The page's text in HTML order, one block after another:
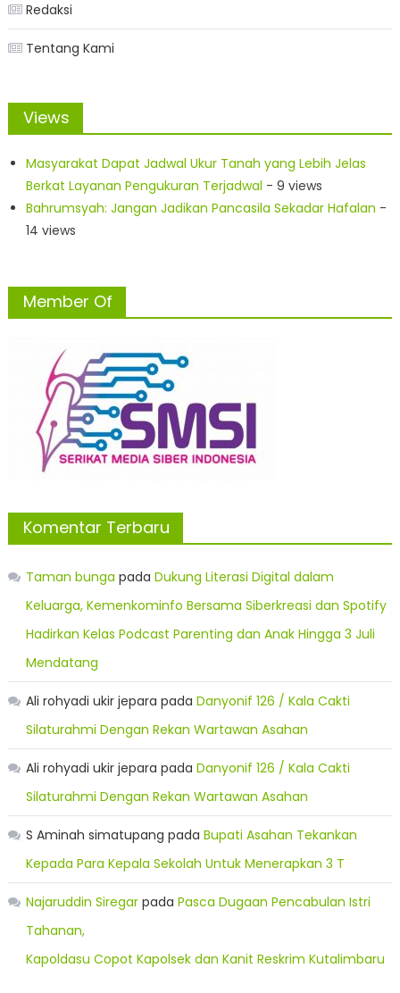
Redaksi
Tentang Kami
Views
Masyarakat Dapat Jadwal Ukur Tanah yang Lebih Jelas
Berkat Layanan Pengukuran Terjadwal - 9 views
Bahrumsyah: Jangan Jadikan Pancasila Sekadar Hafalan -
14 views
Member Of
Komentar Terbaru
Taman bunga pada Dukung Literasi Digital dalam
Keluarga, Kemenkominfo Bersama Siberkreasi dan Spotify
Hadirkan Kelas Podcast Parenting dan Anak Hingga 3 Juli
Mendatang
Ali rohyadi ukir jepara pada Danyonif 126 / Kala Cakti
Silaturahmi Dengan Rekan Wartawan Asahan
Ali rohyadi ukir jepara pada Danyonif 126 / Kala Cakti
Silaturahmi Dengan Rekan Wartawan Asahan
S Aminah simatupang pada Bupati Asahan Tekankan
Kepada Para Kepala Sekolah Untuk Menerapkan 3 T
Najaruddin Siregarpada Pasca Dugaan Pencabulan Istri
Tahanan,
Kapoldasu Copot Kapolsek dan Kanit Reskrim Kutalimbaru